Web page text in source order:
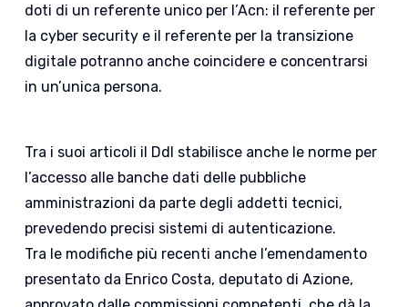
doti di un referente unico per l’Acn: il referente per
la cyber security e il referente per la transizione
digitale potranno anche coincidere e concentrarsi
in un’unica persona.
Tra i suoi articoli il Ddl stabilisce anche le norme per
l’accesso alle banche dati delle pubbliche
amministrazioni da parte degli addetti tecnici,
prevedendo precisi sistemi di autenticazione.
Tra le modifiche più recenti anche l’emendamento
presentato da Enrico Costa, deputato di Azione,